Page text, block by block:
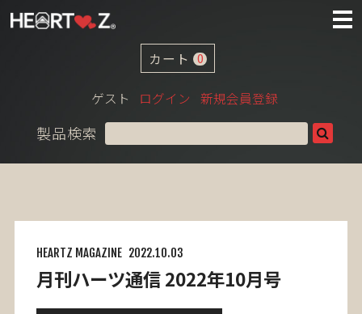
カート 0
ゲスト ログイン 新規会員登録
製品検索
HEARTZ MAGAZINE 2022.10.03
月刊ハーツ通信 2022年10月号